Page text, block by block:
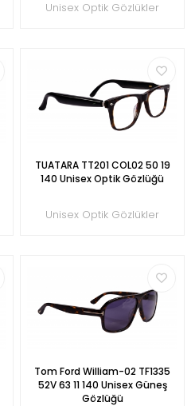
Unisex Optik Gözlükler
TUATARA TT201 COL02 50 19
140 Unisex Optik Gözlüğü
Unisex Optik Gözlükler
Tom Ford William-02 TF1335
52V 63 11 140 Unisex Güneş
Gözlüğü